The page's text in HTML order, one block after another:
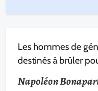
Les hommes de
destinés à brûler
Napoléon